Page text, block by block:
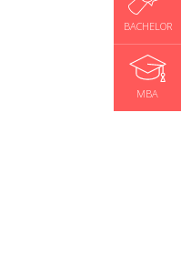
BACHELOR
MBA